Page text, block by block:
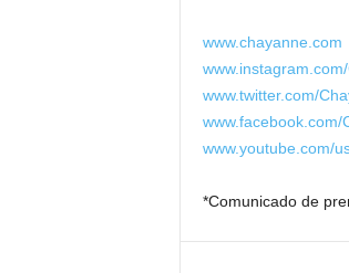
www.chayanne.com
www.twitter.com/
www.facebook.com/
www.youtube.com/
*Comunicado de